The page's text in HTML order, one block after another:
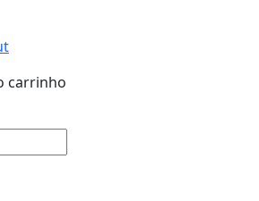
carrinho